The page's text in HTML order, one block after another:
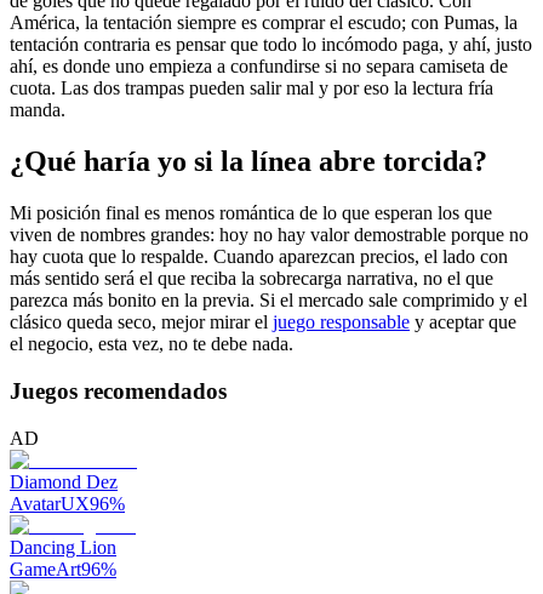
América, la tentación siempre es comprar el escudo; con Pumas, la
tentación contraria es pensar que todo lo incómodo paga, y ahí, justo
ahí, es donde uno empieza a confundirse si no separa camiseta de
cuota. Las dos trampas pueden salir mal y por eso la lectura fría
manda.
¿Qué haría yo si la línea abre torcida?
Mi posición final es menos romántica de lo que esperan los que
viven de nombres grandes: hoy no hay valor demostrable porque no
hay cuota que lo respalde. Cuando aparezcan precios, el lado con
más sentido será el que reciba la sobrecarga narrativa, no el que
parezca más bonito en la previa. Si el mercado sale comprimido y el
clásico queda seco, mejor mirar el juego responsable y aceptar que
el negocio, esta vez, no te debe nada.
Juegos recomendados
AD
Diamond Dez
AvatarUX96%
Dancing Lion
GameArt96%